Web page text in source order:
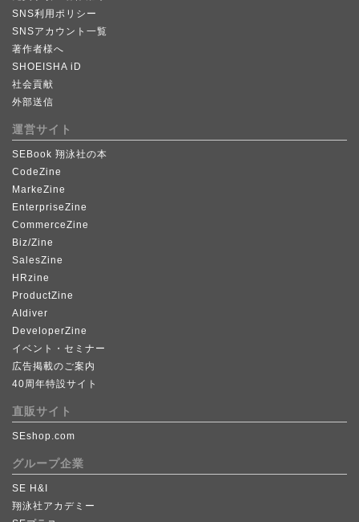
SNS利用ポリシー
SNSアカウント一覧
著作者様へ
SHOEISHA iD
社会貢献
外部送信
運営サイト
SEBook 翔泳社の本
CodeZine
MarkeZine
EnterpriseZine
CommerceZine
Biz/Zine
SalesZine
HRzine
ProductZine
AIdiver
DeveloperZine
イベント・セミナー
広告掲載のご案内
40周年特設サイト
直販サイト
SEshop.com
グループ企業
SE H&I
翔泳社アカデミー